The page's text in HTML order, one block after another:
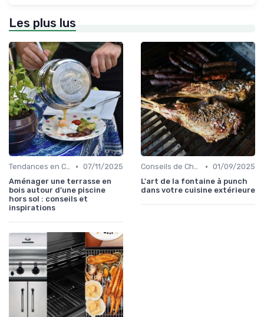
Les plus lus
Tendances en Cuisine Extérieure • 07/11/2025
Aménager une terrasse en
bois autour d’une piscine
hors sol : conseils et
inspirations
Conseils de Chefs pour Cuisiner en Extérieur • 01/09/2025
L'art de la fontaine à punch
dans votre cuisine extérieure